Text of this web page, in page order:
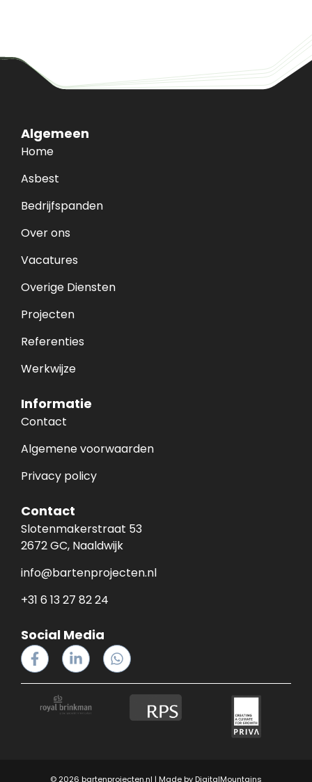
Algemeen
Home
Asbest
Bedrijfspanden
Over ons
Vacatures
Overige Diensten
Projecten
Referenties
Werkwijze
Informatie
Contact
Algemene voorwaarden
Privacy policy
Contact
Slotenmakerstraat 53
2672 GC, Naaldwijk
info@bartenprojecten.nl
+31 6 13 27 82 24
Social Media
© 2026 bartenprojecten.nl | Made by DigitalMountains